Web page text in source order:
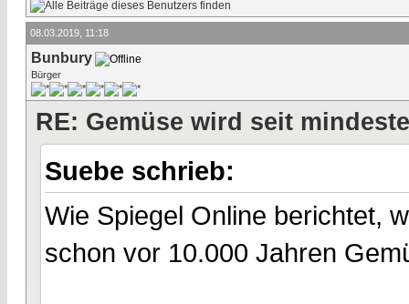
08.03.2019, 11:18
Bunbury
Bürger
RE: Gemüse wird seit
Suebe schrieb:
Wie Spiegel Online berichtet,
schon vor 10.000 Jahren